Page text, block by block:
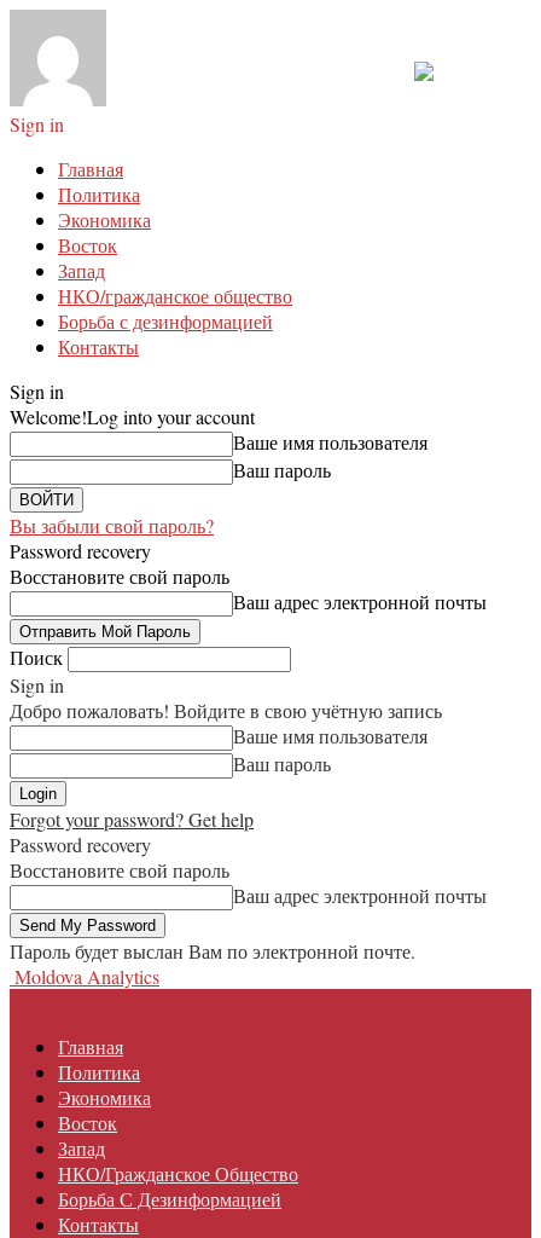
Sign in
Главная
Политика
Экономика
Восток
Запад
НКО/гражданское общество
Борьба с дезинформацией
Контакты
Sign in
Welcome!Log into your account
Ваше имя пользователя
Ваш пароль
Вы забыли свой пароль?
Password recovery
Восстановите свой пароль
Ваш адрес электронной почты
Поиск
Sign in
Добро пожаловать! Войдите в свою учётную запись
Ваше имя пользователя
Ваш пароль
Forgot your password? Get help
Password recovery
Восстановите свой пароль
Ваш адрес электронной почты
Пароль будет выслан Вам по электронной почте.
Moldova Analytics
Главная
Политика
Экономика
Восток
Запад
НКО/гражданское Общество
Борьба С Дезинформацией
Контакты